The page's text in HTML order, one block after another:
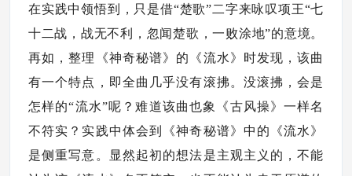
在实践中领悟到，只是借“楚歌”二字来咏叹项王“七
十二战，战无不利，忽闻楚歌，一败涂地”的意境。
再如，整理《神奇秘谱》的《流水》时发现，该曲
有一个特点，即全曲几乎没有滚拂。没滚拂，会是
怎样的“流水”呢？难道该曲也象《古风操》一样名
不符实？实践中体会到《神奇秘谱》中的《流水》
是侧重写意。显然起初的想法是主观主义的，不能